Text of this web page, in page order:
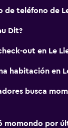
de teléfono de
Dit?
out en Le
habitación en
busca
momondo por